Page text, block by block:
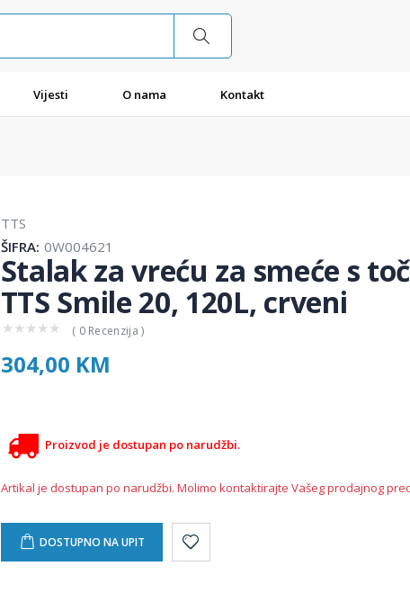
Vijesti O nama Kontakt
TTS
ŠIFRA: 0W004621
Stalak za vreću za smeće s
TTS Smile 20, 120L, crveni
★ ★ ★ ★ ★ ( 0 Recenzija )
304,00 KM
Proizvod je dostupan po narudžbi.
Artikal je dostupan po narudžbi. Molimo kontaktirajte Vašeg prodajnog
DOSTUPNO NA UPIT